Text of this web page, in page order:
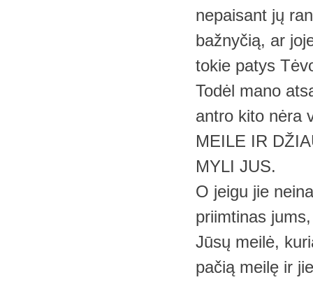
nepaisant jų
bažnyčią, ar
tokie patys
Todėl mano
antro kito nėra
MEILE IR
MYLI JUS.
O jeigu jie
priimtinas
Jūsų meilė,
pačią meilę ir